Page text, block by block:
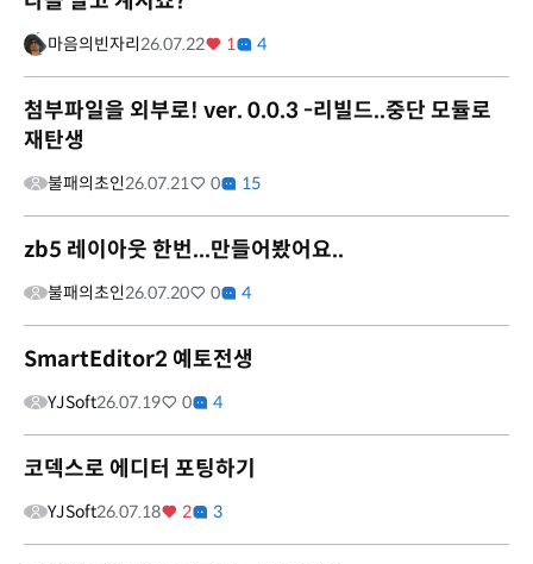
마음의빈자리26.07.22 1 4
첨부파일을 외부로! ver. 0.0.3 -리빌드..중단 모듈로
재탄생
불패의초인26.07.21 0 15
zb5 레이아웃 한번...만들어봤어요..
불패의초인26.07.20 0 4
SmartEditor2 예토전생
YJSoft26.07.19 0 4
코덱스로 에디터 포팅하기
YJSoft26.07.18 2 3